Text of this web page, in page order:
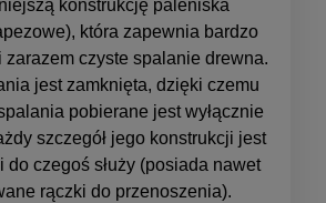
konstrukcję paleniska
która zapewnia bardzo
zarazem czyste spalanie drewna.
jest zamknięta, dzięki czemu
pobierane jest wyłącznie
szczegół jego konstrukcji jest
do czegoś służy (posiada nawet
rączki do przenoszenia).